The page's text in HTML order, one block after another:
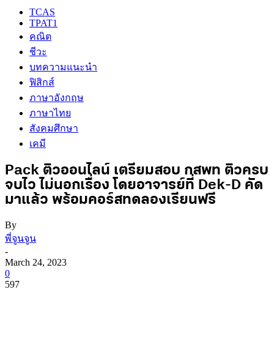
TCAS
TPAT1
คณิต
ชีวะ
บทความแนะนำ
ฟิสิกส์
ภาษาอังกฤษ
ภาษาไทย
สังคมศึกษา
เคมี
Pack ติวออนไลน์ เตรียมสอบ กสพท ติวครบ
จบไว ไม่นอกเรื่อง โดยอาจารย์ที่ Dek-D คัด
มาแล้ว พร้อมคอร์สทดลองเรียนฟรี
By
พี่จูนจูน
-
March 24, 2023
0
597